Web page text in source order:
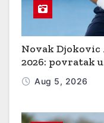
Novak
2026: povratak
Aug 5, 2026